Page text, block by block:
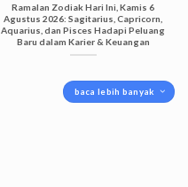
Ramalan Zodiak Hari Ini, Kamis 6
Agustus 2026: Sagitarius, Capricorn,
Aquarius, dan Pisces Hadapi Peluang
Baru dalam Karier & Keuangan
baca lebih banyak